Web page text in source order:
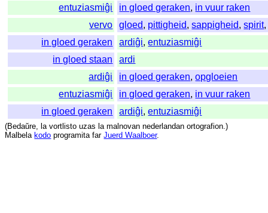
entuziasmiĝi in gloed geraken, in vuur raken
vervo
gloed, pittigheid,sappigheid,spirit
in gloed geraken
ardiĝi,entuziasmiĝi
in gloed staan
ardi
ardiĝi
in gloed geraken,opgloeien
entuziasmiĝi
in gloed geraken, in vuur raken
in gloed geraken
ardiĝi,entuziasmiĝi
(Bedaŭre, la vortlisto uzas la malnovan nederlandan ortografion.)
Malbela kodo programita far Juerd Waalboer.